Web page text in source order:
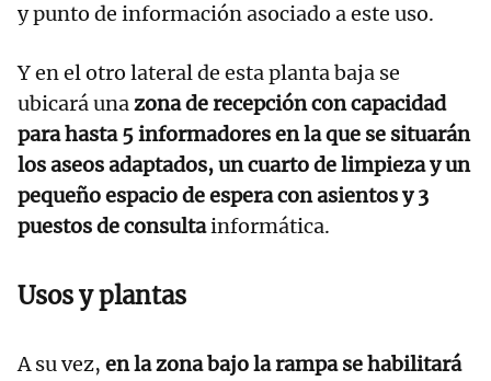
y punto de información asociado a este uso.
Y en el otro lateral de esta planta baja se
ubicará unazona de recepción con capacidad
para hasta 5 informadores en la que se situarán
los aseos adaptados, un cuarto de limpieza y un
pequeño espacio de espera con asientos y 3
puestos de consultainformática.
Usos y plantas
A su vez, en la zona bajo la rampa se habilitará